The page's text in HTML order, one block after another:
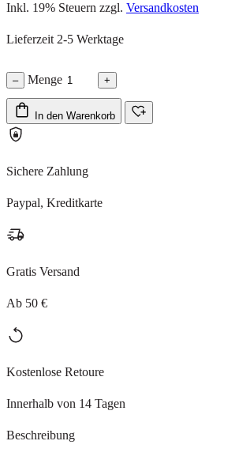
Inkl. 19% Steuern zzgl. Versandkosten
Lieferzeit 2-5 Werktage
– Menge +
In den Warenkorb
Sichere Zahlung
Paypal, Kreditkarte
Gratis Versand
Ab 50 €
Kostenlose Retoure
Innerhalb von 14 Tagen
Beschreibung